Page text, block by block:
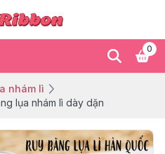
0
nhám lì
lụa nhám lì dày dặn